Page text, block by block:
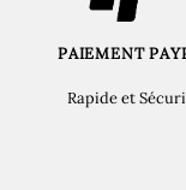
PAIEMENT
Rapide et